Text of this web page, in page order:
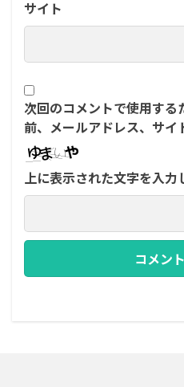
サイト
次回のコメントで使用す
前、メールアドレス、サイ
上に表示された文字を入力